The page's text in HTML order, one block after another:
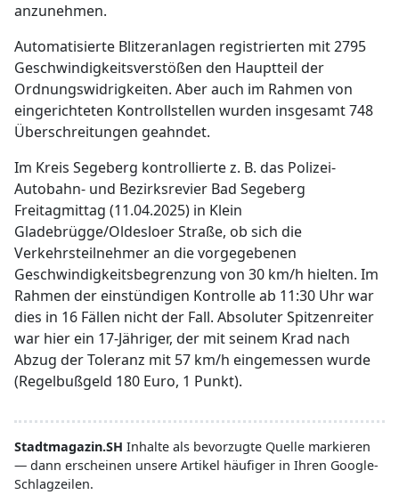
anzunehmen.
Automatisierte Blitzeranlagen registrierten mit 2795
Geschwindigkeitsverstößen den Hauptteil der
Ordnungswidrigkeiten. Aber auch im Rahmen von
eingerichteten Kontrollstellen wurden insgesamt 748
Überschreitungen geahndet.
Im Kreis Segeberg kontrollierte z. B. das Polizei-
Autobahn- und Bezirksrevier Bad Segeberg
Freitagmittag (11.04.2025) in Klein
Gladebrügge/Oldesloer Straße, ob sich die
Verkehrsteilnehmer an die vorgegebenen
Geschwindigkeitsbegrenzung von 30 km/h hielten. Im
Rahmen der einstündigen Kontrolle ab 11:30 Uhr war
dies in 16 Fällen nicht der Fall. Absoluter Spitzenreiter
war hier ein 17-Jähriger, der mit seinem Krad nach
Abzug der Toleranz mit 57 km/h eingemessen wurde
(Regelbußgeld 180 Euro, 1 Punkt).
Stadtmagazin.SH Inhalte als bevorzugte Quelle markieren
— dann erscheinen unsere Artikel häufiger in Ihren Google-
Schlagzeilen.